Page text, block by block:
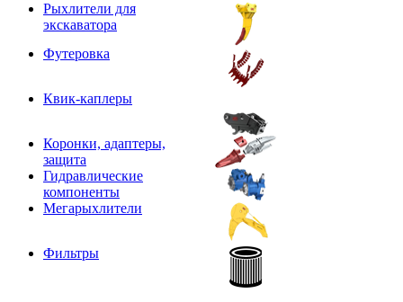
Рыхлители для
экскаватора
Футеровка
Квик-каплеры
Коронки, адаптеры,
защита
Гидравлические
компоненты
Мегарыхлители
Фильтры